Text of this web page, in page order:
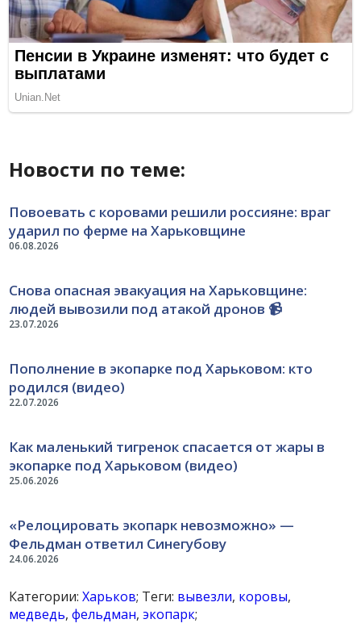
Новости по теме:
06.08.2026
Повоевать с коровами решили россияне: враг
ударил по ферме на Харьковщине
23.07.2026
Снова опасная эвакуация на Харьковщине:
людей вывозили под атакой дронов 📹
22.07.2026
Пополнение в экопарке под Харьковом: кто
родился (видео)
25.06.2026
Как маленький тигренок спасается от жары в
экопарке под Харьковом (видео)
24.06.2026
«Релоцировать экопарк невозможно» —
Фельдман ответил Синегубову
Категории:Харьков; Теги: вывезли, коровы,
медведь,фельдман,экопарк;